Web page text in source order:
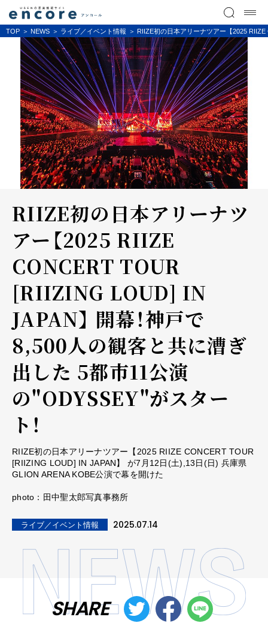
TOP NEWS ライブ／イベント情報 RIIZE初の日本アリーナツアー【2025
RIIZE初の日本アリーナツ
アー【2025 RIIZE
CONCERT TOUR
[RIIZING LOUD] IN
JAPAN】 開幕！神戸で
8,500人の観客と共に漕ぎ
出した 5都市11公演
の"ODYSSEY"がスター
ト！
RIIZE初の日本アリーナツアー【2025 RIIZE CONCERT TOUR
[RIIZING LOUD] IN JAPAN】 が7月12日(土),13日(日) 兵庫県
GLION ARENA KOBE公演で幕を開けた
photo：田中聖太郎写真事務所
ライブ／イベント情報 2025.07.14
SHARE